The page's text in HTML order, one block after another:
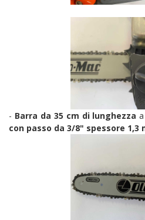
- Barra da 35 cm di lunghezza
con passo da 3/8" spessore 1,3